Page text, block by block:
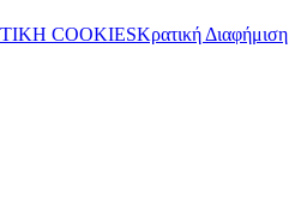
COOKIESΚρατική Διαφήμιση